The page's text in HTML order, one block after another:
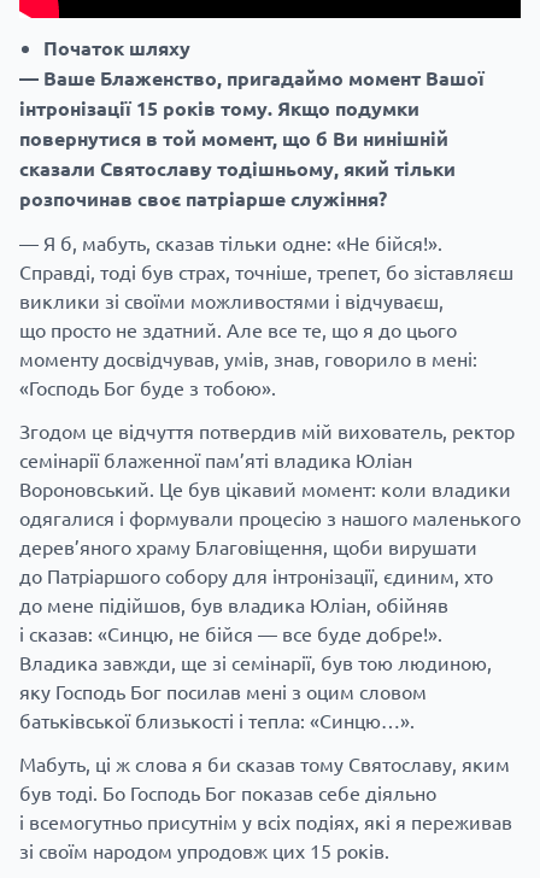
Початок шляху
— Ваше Блаженство, пригадаймо момент Вашої
інтронізації 15 років тому. Якщо подумки
повернутися в той момент, що б Ви нинішній
сказали Святославу тодішньому, який тільки
розпочинав своє патріарше служіння?
— Я б, мабуть, сказав тільки одне: «Не бійся!».
Справді, тоді був страх, точніше, трепет, бо зіставляєш
виклики зі своїми можливостями і відчуваєш,
що просто не здатний. Але все те, що я до цього
моменту досвідчував, умів, знав, говорило в мені:
«Господь Бог буде з тобою».
Згодом це відчуття потвердив мій вихователь, ректор
семінарії блаженної пам’яті владика Юліан
Вороновський. Це був цікавий момент: коли владики
одягалися і формували процесію з нашого маленького
дерев’яного храму Благовіщення, щоби вирушати
до Патріаршого собору для інтронізації, єдиним, хто
до мене підійшов, був владика Юліан, обійняв
і сказав: «Синцю, не бійся — все буде добре!».
Владика завжди, ще зі семінарії, був тою людиною,
яку Господь Бог посилав мені з оцим словом
батьківської близькості і тепла: «Синцю…».
Мабуть, ці ж слова я би сказав тому Святославу, яким
був тоді. Бо Господь Бог показав себе діяльно
і всемогутньо присутнім у всіх подіях, які я переживав
зі своїм народом упродовж цих 15 років.